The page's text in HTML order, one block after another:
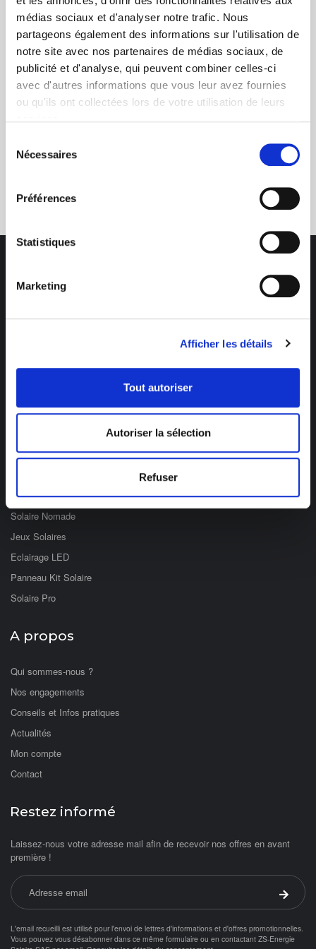
médias sociaux et d'analyser notre trafic. Nous
partageons également des informations sur l'utilisation de
notre site avec nos partenaires de médias sociaux, de
publicité et d'analyse, qui peuvent combiner celles-ci
avec d'autres informations que vous leur avez fournies
ou qu'ils ont collectées lors de votre utilisation de leurs
Nécessaires
Préférences
Statistiques
Marketing
Afficher les détails
Tout autoriser
Autoriser la sélection
Refuser
+ de 10 ans d'expertise
dans le photovoltaïque
Ouvert du lundi au vendredi
de 8h à 12h et de 14h à 17h
Catégories
Eclairage Solaire
Fontaines & Jardin Solaire
Solaire Nomade
Jeux Solaires
Eclairage LED
Panneau Kit Solaire
Solaire Pro
A propos
Qui sommes-nous ?
Nos engagements
Conseils et Infos pratiques
Actualités
Mon compte
Contact
Restez informé
Laissez-nous votre adresse mail afin de recevoir nos offres en avant
première !
Adresse email
Valider
L'email recueilli est utilisé pour l'envoi de lettres d'informations et d'offres promotionnelles.
Vous pouvez vous désabonner dans ce même formulaire ou en contactant ZS-Energie